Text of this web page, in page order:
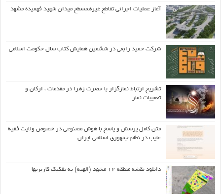
آغاز عملیات اجرائی تقاطع غیرهمسطح میدان شهید فهمیده مشهد
شرکت حمید رابعی در ششمین همایش کتاب سال حکومت اسلامی
تشریح ارتباط نمازگزار با حضرت زهرا در مقدمات ، ارکان و
تعقیبات نماز
متن کامل پرسش و پاسخ با هوش مصنوعی در خصوص ولایت فقیه
غایب در نظام جمهوری اسلامی ایران
دانلود نقشه منطقه ۱۲ مشهد (الهیه) به تفکیک کاربریها